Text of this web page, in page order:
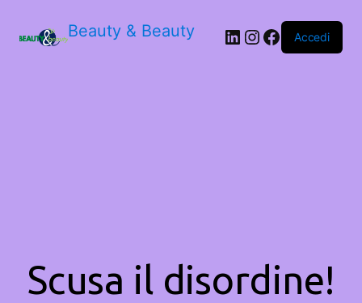
Beauty & Beauty LinkedIn
Instagram
Facebook
Accedi
Scusa il disordine!